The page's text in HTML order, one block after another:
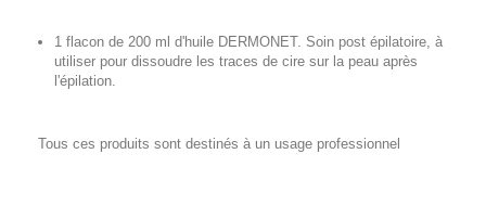
1 flacon de 200 ml d'huile DERMONET. Soin post épilatoire, à
utiliser pour dissoudre les traces de cire sur la peau après
l'épilation.
Tous ces produits sont destinés à un usage professionnel